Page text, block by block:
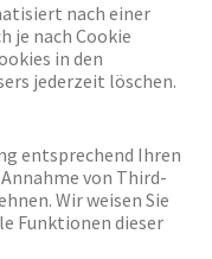
nach einer
je nach Cookie
in den
jederzeit löschen.
entsprechend Ihren
von Third-
Wir weisen Sie
Funktionen dieser